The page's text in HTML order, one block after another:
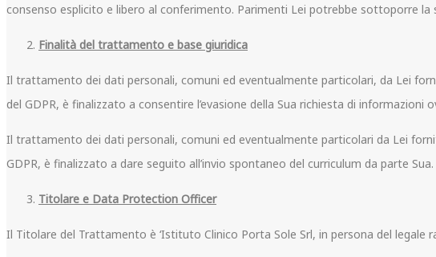
consenso esplicito e libero al conferimento. Parimenti Lei potrebbe sottoporre
Finalità del trattamento e base giuridica
Il trattamento dei dati personali, comuni ed eventualmente particolari, da Lei
del GDPR, è finalizzato a consentire l’evasione della Sua richiesta di
Il trattamento dei dati personali, comuni ed eventualmente particolari da Lei
GDPR, è finalizzato a dare seguito all’invio spontaneo del curriculum da parte Sua.
Titolare e Data Protection Officer
Il Titolare del Trattamento è ‘Istituto Clinico Porta Sole Srl, in persona del legale